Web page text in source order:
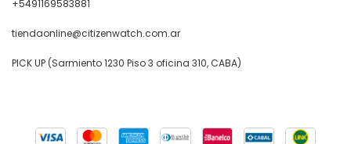
+5491169583881
tiendaonline@citizenwatch.com.ar
PICK UP (Sarmiento 1230 Piso 3 oficina 310, CABA)